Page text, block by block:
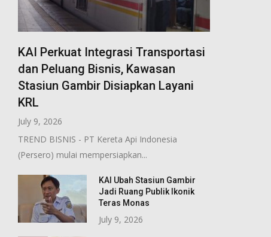
KAI Perkuat Integrasi Transportasi
dan Peluang Bisnis, Kawasan
Stasiun Gambir Disiapkan Layani
KRL
July 9, 2026
TREND BISNIS - PT Kereta Api Indonesia
(Persero) mulai mempersiapkan...
KAI Ubah Stasiun Gambir
Jadi Ruang Publik Ikonik
Teras Monas
July 9, 2026